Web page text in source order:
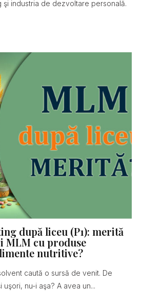
şi industria de dezvoltare personală.
după liceu (P1): merită
MLM cu produse
nutritive?
caută o sursă de venit. De
nu-i aşa? A avea un...